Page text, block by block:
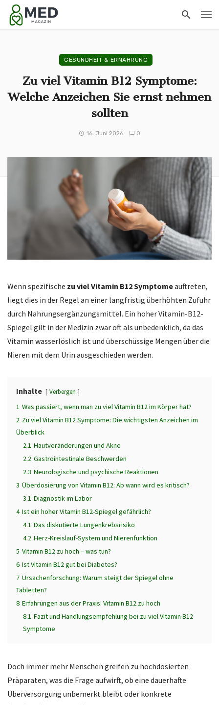
GESUNDHEIT & ERNÄHRUNG
Zu viel Vitamin B12 Symptome:
Welche Anzeichen Sie ernst nehmen
sollten
16. Juni 2026 0
Wenn spezifische zu viel Vitamin B12 Symptomeauftreten,
liegt dies in der Regel an einer langfristig überhöhten Zufuhr
durch Nahrungsergänzungsmittel. Ein hoher Vitamin-B12-
Spiegel gilt in der Medizin zwar oft als unbedenklich, da das
Vitamin wasserlöslich ist und überschüssige Mengen über die
Nieren mit dem Urin ausgeschieden werden.
Inhalte Verbergen
1 Was passiert, wenn man zu viel Vitamin B12 im Körper hat?
2 Zu viel Vitamin B12 Symptome: Die wichtigsten Anzeichen im
Überblick
2.1 Hautveränderungen und Akne
2.2 Gastrointestinale Beschwerden
2.3 Neurologische und psychische Reaktionen
3 Überdosierung von Vitamin B12: Ab wann wird es kritisch?
3.1 Diagnostik im Labor
4 Ist ein hoher Vitamin B12-Spiegel gefährlich?
4.1 Das diskutierte Lungenkrebsrisiko
4.2 Herz-Kreislauf-System und Nierenfunktion
5 Vitamin B12 zu hoch – was tun?
6 Ist Vitamin B12 gut bei Diabetes?
7 Ursachenforschung: Warum steigt der Spiegel ohne
Tabletten?
8 Erfahrungen aus der Praxis: Vitamin B12 zu hoch
8.1 Fazit und Handlungsempfehlung bei zu viel Vitamin B12
Symptome
Doch immer mehr Menschen greifen zu hochdosierten
Präparaten, was die Frage aufwirft, ob eine dauerhafte
Überversorgung unbemerkt bleibt oder konkrete